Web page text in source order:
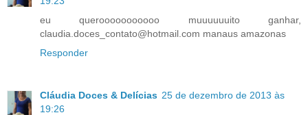
eu querooooooooooo muuuuuuito ganhar,
claudia.doces_contato@hotmail.com manaus amazonas
Responder
Cláudia Doces & Delícias 25 de dezembro de 2013 às
19:26